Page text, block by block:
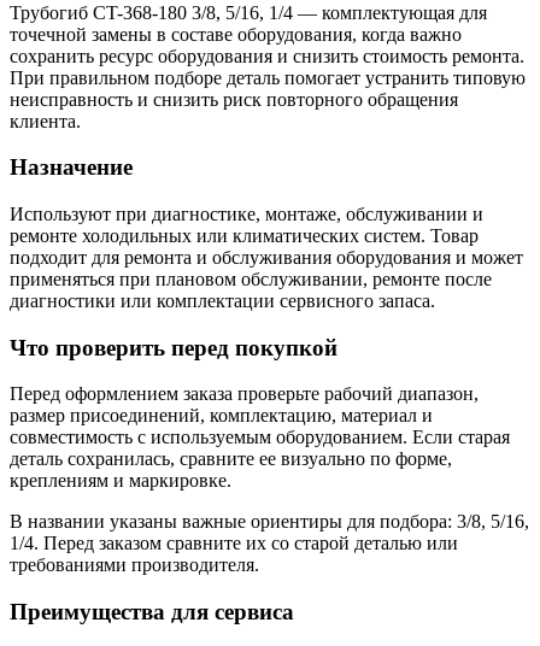
Трубогиб CT-368-180 3/8, 5/16, 1/4 — комплектующая для
точечной замены в составе оборудования, когда важно
сохранить ресурс оборудования и снизить стоимость ремонта.
При правильном подборе деталь помогает устранить типовую
неисправность и снизить риск повторного обращения
клиента.
Назначение
Используют при диагностике, монтаже, обслуживании и
ремонте холодильных или климатических систем. Товар
подходит для ремонта и обслуживания оборудования и может
применяться при плановом обслуживании, ремонте после
диагностики или комплектации сервисного запаса.
Что проверить перед покупкой
Перед оформлением заказа проверьте рабочий диапазон,
размер присоединений, комплектацию, материал и
совместимость с используемым оборудованием. Если старая
деталь сохранилась, сравните ее визуально по форме,
креплениям и маркировке.
В названии указаны важные ориентиры для подбора: 3/8, 5/16,
1/4. Перед заказом сравните их со старой деталью или
требованиями производителя.
Преимущества для сервиса